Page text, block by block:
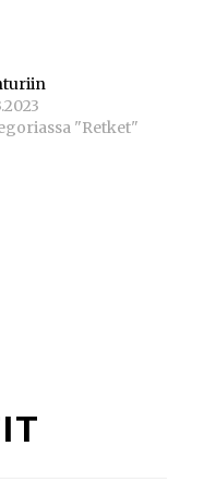
"Retket"